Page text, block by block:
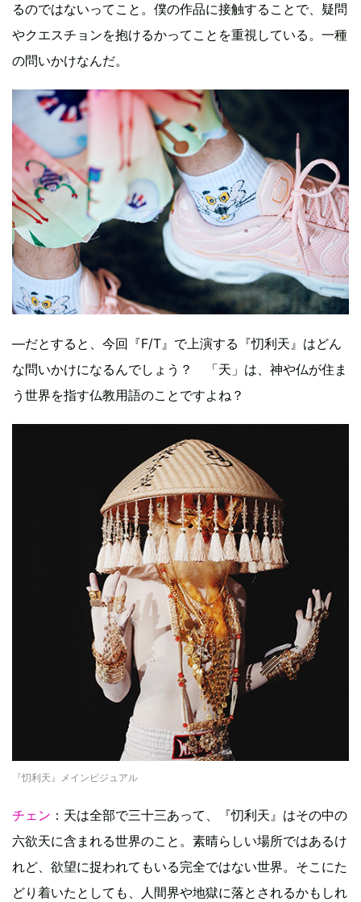
るのではないってこと。僕の作品に接触することで、疑問
やクエスチョンを抱けるかってことを重視している。一種
の問いかけなんだ。
—だとすると、今回『F/T』で上演する『忉利天』はどん
な問いかけになるんでしょう？ 「天」は、神や仏が住ま
う世界を指す仏教用語のことですよね？
『忉利天』メインビジュアル
チェン ：天は全部で三十三あって、『忉利天』はその中の
六欲天に含まれる世界のこと。素晴らしい場所ではあるけ
れど、欲望に捉われてもいる完全ではない世界。そこにた
どり着いたとしても、人間界や地獄に落とされるかもしれ